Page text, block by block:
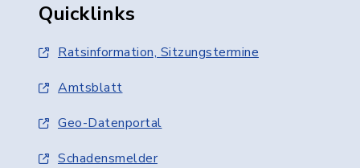
Quicklinks
Ratsinformation, Sitzungstermine
Amtsblatt
Geo-Datenportal
Schadensmelder